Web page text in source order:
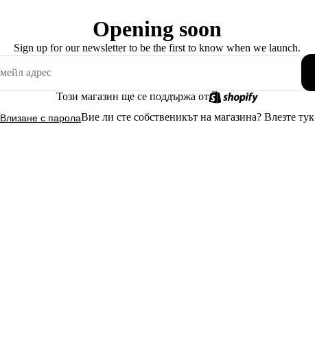
Opening soon
Sign up for our newsletter to be the first to know when we launch.
Този магазин ще се поддържа от
Влизане с паролаВие ли сте собственикът на магазина? Влезте тук